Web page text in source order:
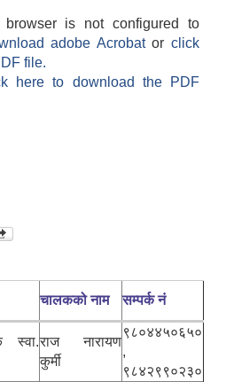
is not configured to
adobe Acrobatorclick
file.
here to download the PDF
चालकको नाम सम्पर्क नं
स्वा.राज नारायण
कुर्मी
९८०४४५०६५०
,
९८४२९९०२३०